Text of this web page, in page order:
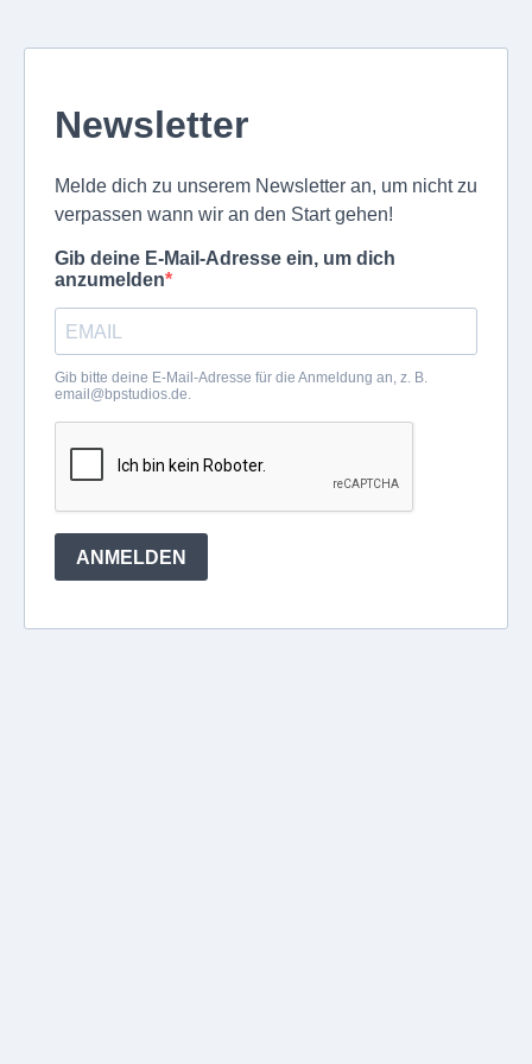
Newsletter
Melde dich zu unserem Newsletter an, um nicht zu
verpassen wann wir an den Start gehen!
Gib deine E-Mail-Adresse ein, um dich
anzumelden
Gib bitte deine E-Mail-Adresse für die Anmeldung an, z. B.
email@bpstudios.de.
ANMELDEN